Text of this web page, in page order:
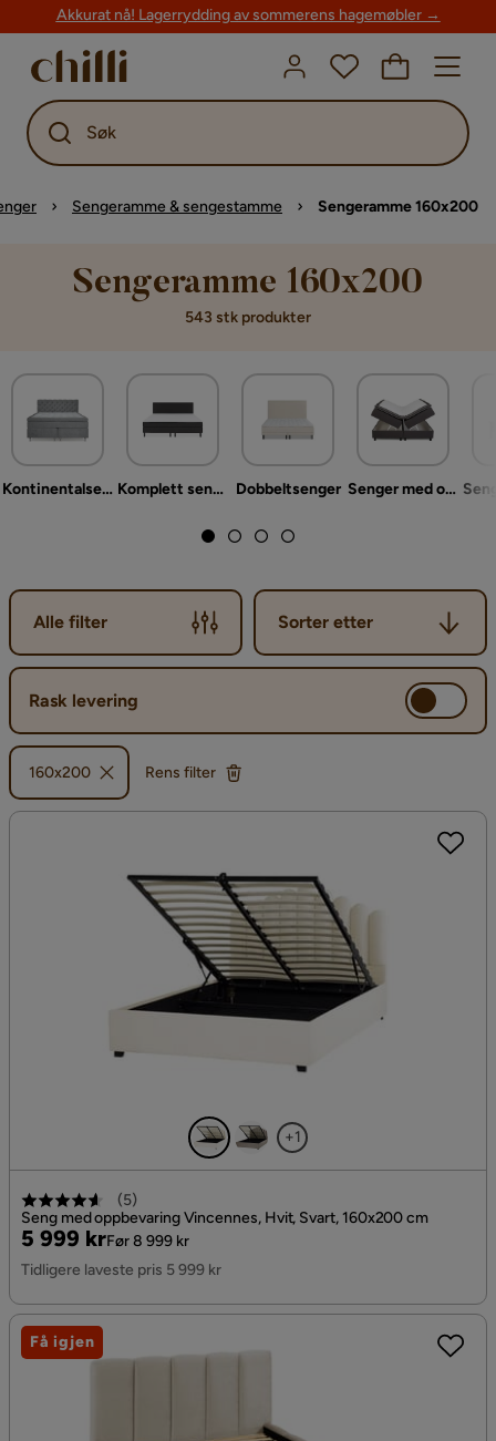
Akkurat nå! Lagerrydding av sommerens hagemøbler →
Søk
Sengeramme & sengestamme Sengeramme 160x200
Sengeramme 160x200
543 stk produkter
Kontinentalsenger Komplett sengepakke Dobbeltsenger Senger med oppbevaring
Alle filter
Sorter etter
Sorter etter
Rask levering
160x200 Rens filter
+1
(5)
Seng med oppbevaring Vincennes, Hvit, Svart, 160x200 cm
Pris
5 999 kr
Original
Pris
Før 8 999 kr
Tidligere laveste pris 5 999 kr
Få igjen